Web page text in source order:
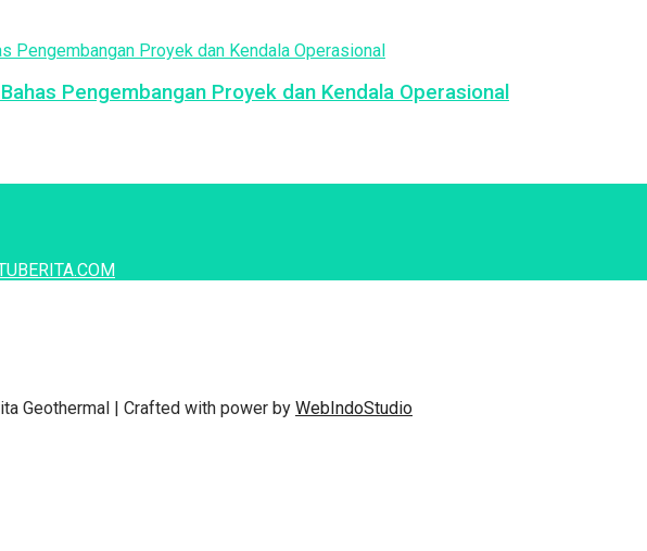
Pengembangan Proyek dan Kendala Operasional
Geothermal | Crafted with power by WebIndoStudio